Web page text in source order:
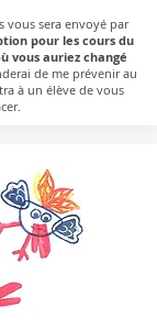
vous sera envoyé par
pour les cours du
vous auriez changé
de me prévenir au
à un élève de vous